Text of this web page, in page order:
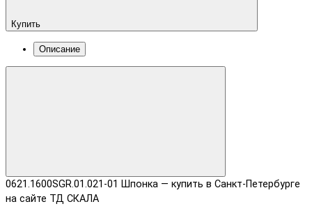
Купить
Описание
0621.1600SGR.01.021-01 Шпонка — купить в Санкт-Петербурге
на сайте ТД СКАЛА